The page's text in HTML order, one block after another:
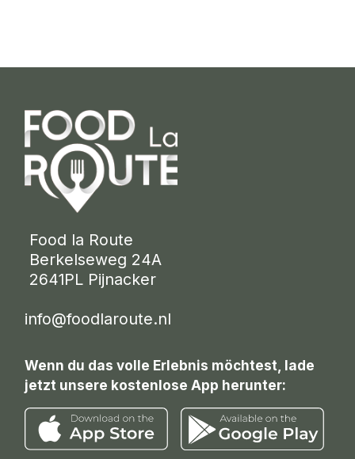
Food la Route
Berkelseweg 24A
2641PL Pijnacker
info@foodlaroute.nl
Wenn du das volle Erlebnis möchtest, lade
jetzt unsere kostenlose App herunter: